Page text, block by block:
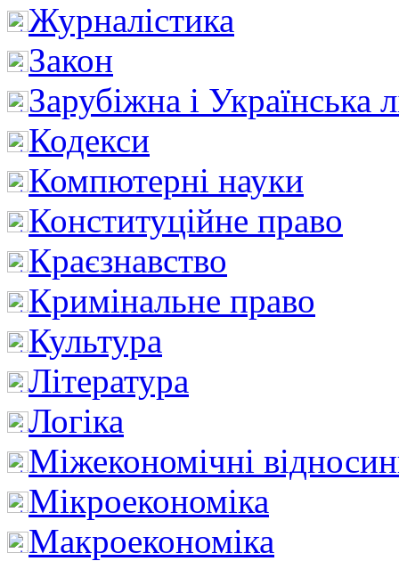
Журналістика
Закон
Зарубіжна і Українська
Кодекси
Компютерні науки
Конституційне право
Краєзнавство
Кримінальне право
Культура
Література
Логіка
Міжекономічні
Мікроекономіка
Макроекономіка